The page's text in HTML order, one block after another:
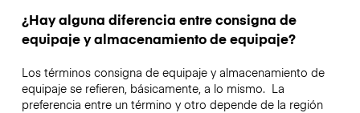
¿Hay alguna diferencia entre consigna de
equipaje y almacenamiento de equipaje?
Los términos consigna de equipaje y almacenamiento de
equipaje se refieren, básicamente, a lo mismo. La
preferencia entre un término y otro depende de la región